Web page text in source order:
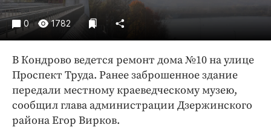
Экономика и бизнес
ПРОЕКТЫ
Блоги
Издания
Медиаперсона
Интересное чтиво
0 1782
В Кондрово ведется ремонт дома №10 на улице
Проспект Труда. Ранее заброшенное здание
передали местному краеведческому музею,
сообщил глава администрации Дзержинского
района Егор Вирков.